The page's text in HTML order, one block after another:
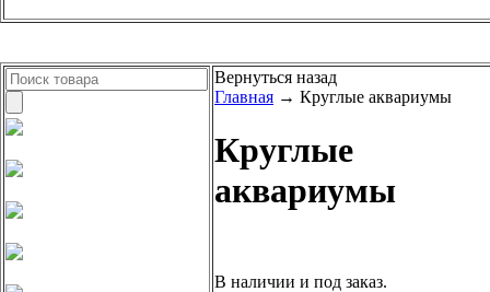
Вернуться назад
Главная → Круглые аквариумы
Круглые
аквариумы
В наличии и под заказ.